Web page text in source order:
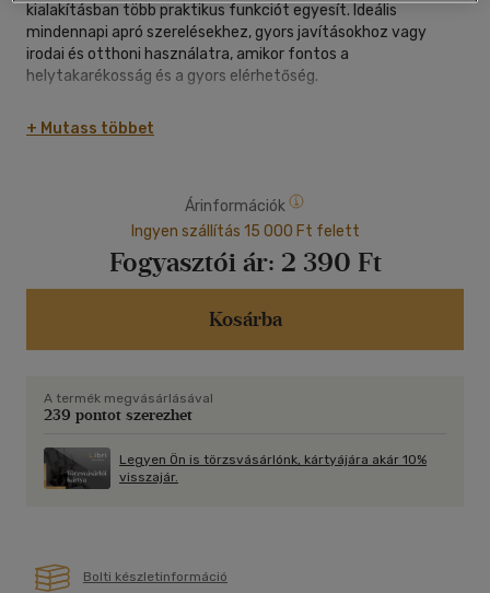
kialakításban több praktikus funkciót egyesít. Ideális
mindennapi apró szerelésekhez, gyors javításokhoz vagy
irodai és otthoni használatra, amikor fontos a
helytakarékosság és a gyors elérhetőség.
A multifunkcionális kialakításnak köszönhetően több eszközt
helyettesít, így mindig kéznél van a szükséges segítség
Tökéletes választás azoknak, akik praktikus, kreatív és
helytakarékos megoldást keresnek a mindennapokra."
+ Mutass többet
Árinformációk
Ingyen szállítás 15 000 Ft felett
Fogyasztói ár: 2 390 Ft
Kosárba
A termék megvásárlásával
239 pontot szerezhet
Legyen Ön is törzsvásárlónk, kártyájára akár 10%
visszajár.
Bolti készletinformáció